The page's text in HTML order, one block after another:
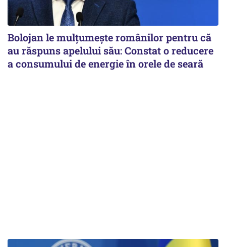
Bolojan le mulțumește românilor pentru că
au răspuns apelului său: Constat o reducere
a consumului de energie în orele de seară